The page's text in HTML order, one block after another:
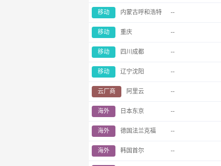
移动 内蒙古呼和浩特 --
移动 重庆 --
移动 四川成都 --
移动 辽宁沈阳 --
云厂商 阿里云 --
海外 日本东京 --
海外 德国法兰克福 --
海外 韩国首尔 --